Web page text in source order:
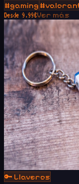
#gaming #
Desde 9.99€Ver más
🔑 Llaveros